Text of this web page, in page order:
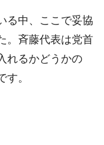
る中、ここで妥協
。斉藤代表は党首
れるかどうかの
す。